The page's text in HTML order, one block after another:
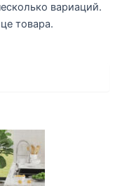
вариаций.
товара.